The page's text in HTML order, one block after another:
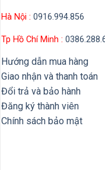
Hà Nội : 0916.994.856
Tp Hồ Chí Minh :
Hướng dẫn mua hàng
Giao nhận và thanh toán
Đổi trả và bảo hành
Đăng ký thành viên
Chính sách bảo mật